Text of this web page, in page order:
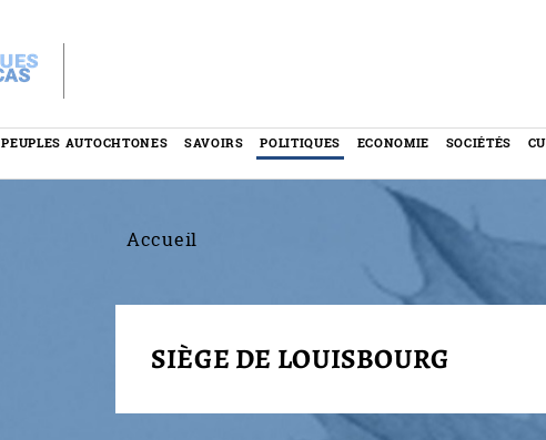
PEUPLES AUTOCHTONES SAVOIRS POLITIQUES ECONOMIE SOCIÉTÉS
Accueil
SIÈGE DE LOUISBOURG